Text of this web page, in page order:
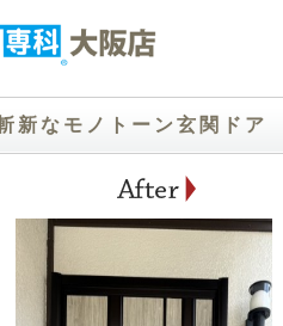
なモノトーン玄関ドア